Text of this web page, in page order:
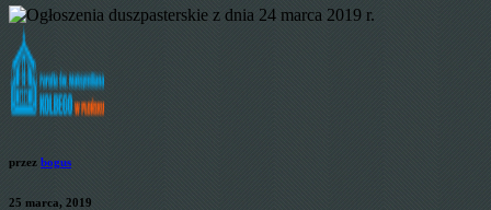
przez bogus
25 marca, 2019